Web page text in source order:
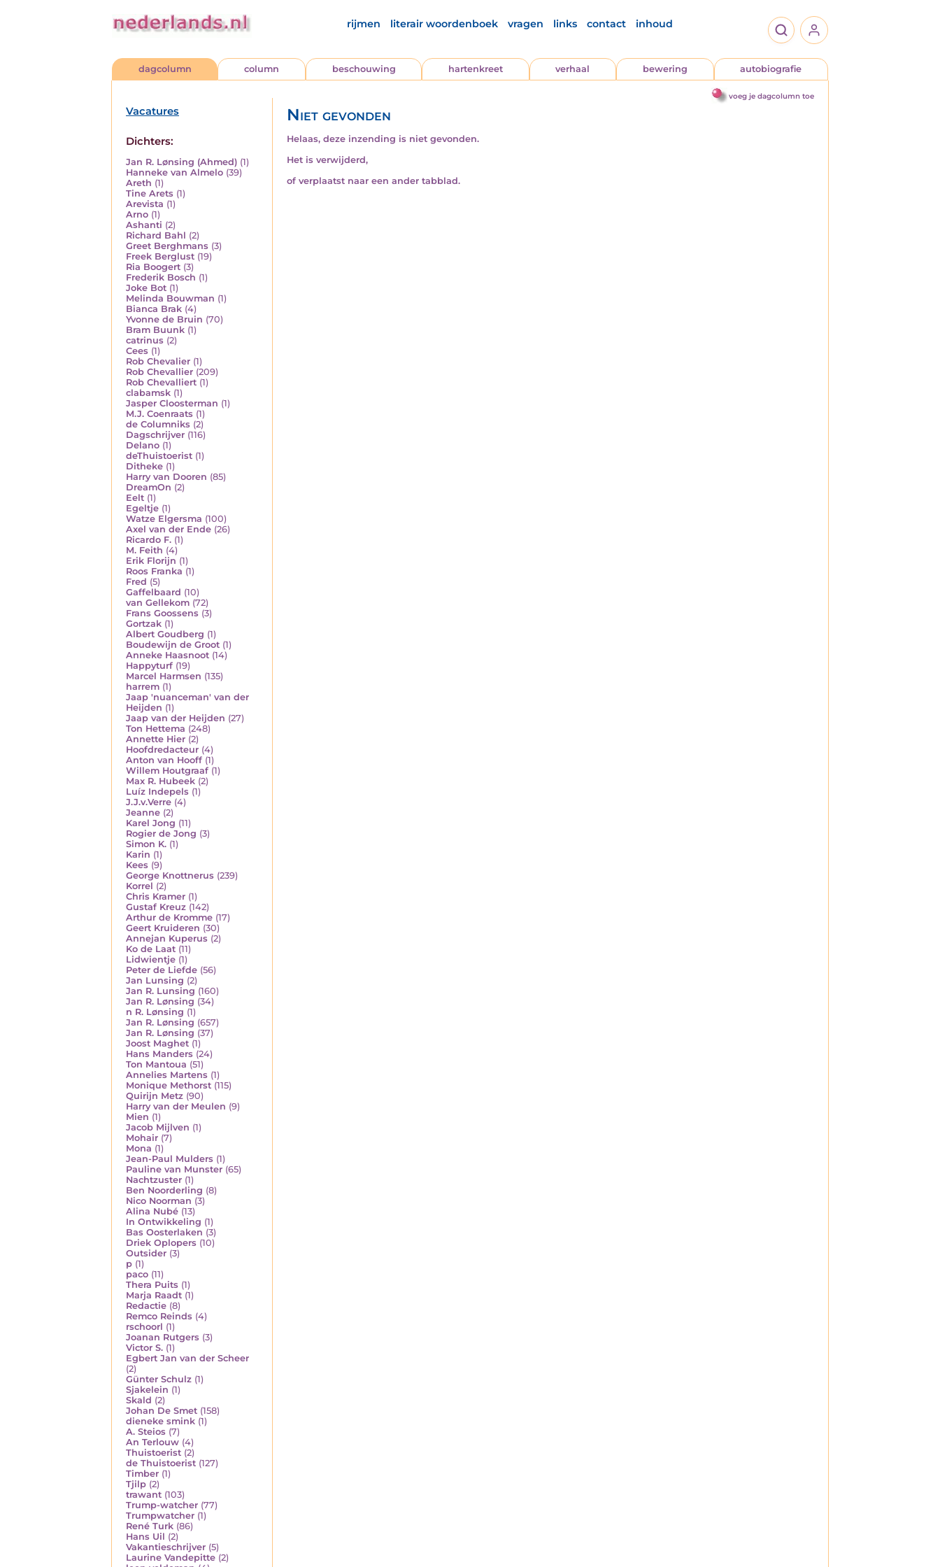
rijmen literair woordenboek vragen links contact inhoud
dagcolumn column beschouwing hartenkreet verhaal bewering autobiografie
voeg je dagcolumn toe
Vacatures
Dichters:
Jan R. Lønsing (Ahmed) (1)
Hanneke van Almelo (39)
Areth (1)
Tine Arets (1)
Arevista (1)
Arno (1)
Ashanti (2)
Richard Bahl (2)
Greet Berghmans (3)
Freek Berglust (19)
Ria Boogert (3)
Frederik Bosch (1)
Joke Bot (1)
Melinda Bouwman (1)
Bianca Brak (4)
Yvonne de Bruin (70)
Bram Buunk (1)
catrinus (2)
Cees (1)
Rob Chevalier (1)
Rob Chevallier (209)
Rob Chevalliert (1)
clabamsk (1)
Jasper Cloosterman (1)
M.J. Coenraats (1)
de Columniks (2)
Dagschrijver (116)
Delano (1)
deThuistoerist (1)
Ditheke (1)
Harry van Dooren (85)
DreamOn (2)
Eelt (1)
Egeltje (1)
Watze Elgersma (100)
Axel van der Ende (26)
Ricardo F. (1)
M. Feith (4)
Erik Florijn (1)
Roos Franka (1)
Fred (5)
Gaffelbaard (10)
van Gellekom (72)
Frans Goossens (3)
Gortzak (1)
Albert Goudberg (1)
Boudewijn de Groot (1)
Anneke Haasnoot (14)
Happyturf (19)
Marcel Harmsen (135)
harrem (1)
Jaap 'nuanceman' van der
Heijden (1)
Jaap van der Heijden (27)
Ton Hettema (248)
Annette Hier (2)
Hoofdredacteur (4)
Anton van Hooff (1)
Willem Houtgraaf (1)
Max R. Hubeek (2)
Luíz Indepels (1)
J.J.v.Verre (4)
Jeanne (2)
Karel Jong (11)
Rogier de Jong (3)
Simon K. (1)
Karin (1)
Kees (9)
George Knottnerus (239)
Korrel (2)
Chris Kramer (1)
Gustaf Kreuz (142)
Arthur de Kromme (17)
Geert Kruideren (30)
Annejan Kuperus (2)
Ko de Laat (11)
Lidwientje (1)
Peter de Liefde (56)
Jan Lunsing (2)
Jan R. Lunsing (160)
Jan R. Lønsing (34)
n R. Lønsing (1)
Jan R. Lønsing (657)
Jan R. Lønsing (37)
Joost Maghet (1)
Hans Manders (24)
Ton Mantoua (51)
Annelies Martens (1)
Monique Methorst (115)
Quirijn Metz (90)
Harry van der Meulen (9)
Mien (1)
Jacob Mijlven (1)
Mohair (7)
Mona (1)
Jean-Paul Mulders (1)
Pauline van Munster (65)
Nachtzuster (1)
Ben Noorderling (8)
Nico Noorman (3)
Alina Nubé (13)
In Ontwikkeling (1)
Bas Oosterlaken (3)
Driek Oplopers (10)
Outsider (3)
p (1)
paco (11)
Thera Puits (1)
Marja Raadt (1)
Redactie (8)
Remco Reinds (4)
rschoorl (1)
Joanan Rutgers (3)
Victor S. (1)
Egbert Jan van der Scheer
(2)
Günter Schulz (1)
Sjakelein (1)
Skald (2)
Johan De Smet (158)
dieneke smink (1)
A. Steios (7)
An Terlouw (4)
Thuistoerist (2)
de Thuistoerist (127)
Timber (1)
Tjilp (2)
trawant (103)
Trump-watcher (77)
Trumpwatcher (1)
René Turk (86)
Hans Uil (2)
Vakantieschrijver (5)
Laurine Vandepitte (2)
Niet gevonden
Helaas, deze inzending is niet gevonden.
Het is verwijderd,
of verplaatst naar een ander tabblad.